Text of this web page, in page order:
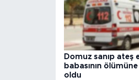
Domuz sanıp ateş
babasının
oldu